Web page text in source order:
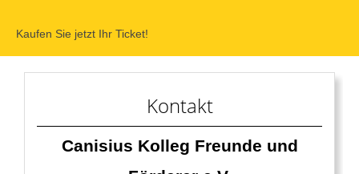
Kaufen Sie jetzt Ihr Ticket!
Kontakt
Canisius Kolleg Freunde und